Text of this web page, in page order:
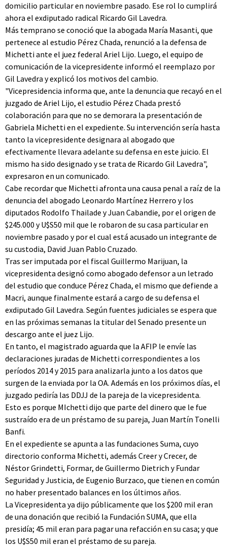
domicilio particular en noviembre pasado. Ese rol lo cumplirá
ahora el exdiputado radical Ricardo Gil Lavedra.
Más temprano se conoció que la abogada María Masanti, que
pertenece al estudio Pérez Chada, renunció a la defensa de
Michetti ante el juez federal Ariel Lijo. Luego, el equipo de
comunicación de la vicepresidente informó el reemplazo por
Gil Lavedra y explicó los motivos del cambio.
"Vicepresidencia informa que, ante la denuncia que recayó en el
juzgado de Ariel Lijo, el estudio Pérez Chada prestó
colaboración para que no se demorara la presentación de
Gabriela Michetti en el expediente. Su intervención sería hasta
tanto la vicepresidente designara al abogado que
efectivamente llevara adelante su defensa en este juicio. El
mismo ha sido designado y se trata de Ricardo Gil Lavedra",
expresaron en un comunicado.
Cabe recordar que Michetti afronta una causa penal a raíz de la
denuncia del abogado Leonardo Martínez Herrero y los
diputados Rodolfo Thailade y Juan Cabandie, por el origen de
$245.000 y U$S50 mil que le robaron de su casa particular en
noviembre pasado y por el cual está acusado un integrante de
su custodia, David Juan Pablo Cruzado.
Tras ser imputada por el fiscal Guillermo Marijuan, la
vicepresidenta designó como abogado defensor a un letrado
del estudio que conduce Pérez Chada, el mismo que defiende a
Macri, aunque finalmente estará a cargo de su defensa el
exdiputado Gil Lavedra. Según fuentes judiciales se espera que
en las próximas semanas la titular del Senado presente un
descargo ante el juez Lijo.
En tanto, el magistrado aguarda que la AFIP le envíe las
declaraciones juradas de Michetti correspondientes a los
períodos 2014 y 2015 para analizarla junto a los datos que
surgen de la enviada por la OA. Además en los próximos días, el
juzgado pediría las DDJJ de la pareja de la vicepresidenta.
Esto es porque MIchetti dijo que parte del dinero que le fue
sustraído era de un préstamo de su pareja, Juan Martín Tonelli
Banfi.
En el expediente se apunta a las fundaciones Suma, cuyo
directorio conforma Michetti, además Creer y Crecer, de
Néstor Grindetti, Formar, de Guillermo Dietrich y Fundar
Seguridad y Justicia, de Eugenio Burzaco, que tienen en común
no haber presentado balances en los últimos años.
La Vicepresidenta ya dijo públicamente que los $200 mil eran
de una donación que recibió la Fundación SUMA, que ella
presidía; 45 mil eran para pagar una refacción en su casa; y que
los U$S50 mil eran el préstamo de su pareja.